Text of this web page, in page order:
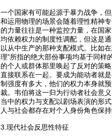
一个国家有可能起源于暴力战争，
和运用物理的场景会随着理性精神
的力量往往是一种监控力量，在国
均依赖权力的制度性调配，但这是
以从中生产的那种支配模式。比如
理”所指的绝大部份事项均基于同样
的个人或群体那里唤起了反对的策
直接联系在一起。要成为能动者就
制强度有多大，他们的权力本身就
裁。韦伯将这一归为行动者社会意
当中的权力与支配以剧场表演的形
人与社会都存在对个人身份角色保
3.现代社会反思性特征